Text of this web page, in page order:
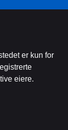
er kun for
eiere.